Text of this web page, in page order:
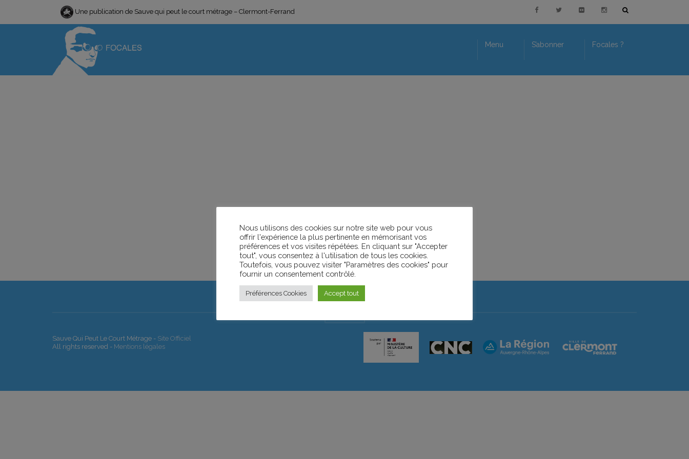
Une publication de Sauve qui peut le court métrage – Clermont-Ferrand
Menu S’abonner Focales ?
Sauve Qui Peut Le Court Métrage - Site Officiel
All rights reserved - Mentions légales
Nous utilisons des cookies sur notre site web pour vous
offrir l'expérience la plus pertinente en mémorisant vos
préférences et vos visites répétées. En cliquant sur "Accepter
tout", vous consentez à l'utilisation de tous les cookies.
Toutefois, vous pouvez visiter "Paramètres des cookies" pour
fournir un consentement contrôlé.
Préférences Cookies Accept tout